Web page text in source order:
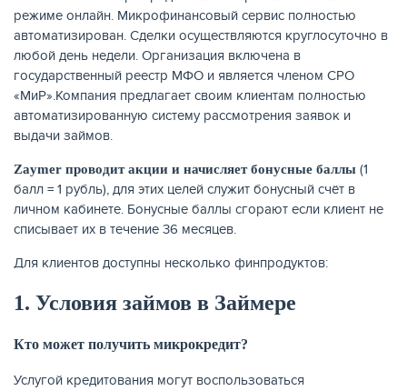
НАКОПЛЕНИЯ
режиме онлайн. Микрофинансовый сервис полностью
автоматизирован. Сделки осуществляются круглосуточно в
любой день недели. Организация включена в
государственный реестр МФО и является членом СРО
«МиР».Компания предлагает своим клиентам полностью
автоматизированную систему рассмотрения заявок и
выдачи займов.
Zaymer проводит акции и начисляет бонусные баллы (1
балл = 1 рубль), для этих целей служит бонусный счёт в
личном кабинете. Бонусные баллы сгорают если клиент не
списывает их в течение 36 месяцев.
Для клиентов доступны несколько финпродуктов:
1. Условия займов в Займере
Кто может получить микрокредит?
Услугой кредитования могут воспользоваться